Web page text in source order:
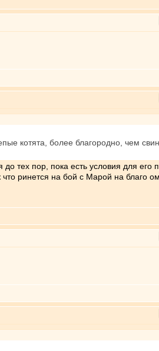
котята, более благородно, чем
тех пор, пока есть условия для его
ринется на бой с Марой на благо